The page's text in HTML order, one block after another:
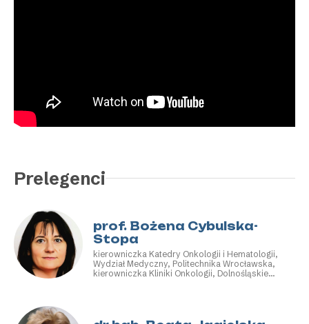
Prelegenci
prof. Bożena Cybulska-
Stopa
kierowniczka Katedry Onkologii i Hematologii,
Wydział Medyczny, Politechnika Wrocławska,
kierowniczka Kliniki Onkologii, Dolnośląskie